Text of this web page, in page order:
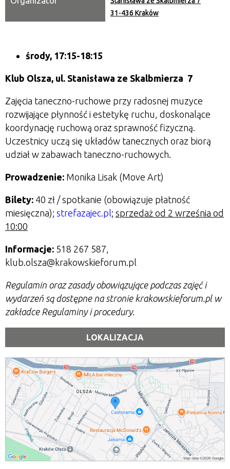
31-436 Kraków
środy, 17:15-18:15
Klub Olsza, ul. Stanisława ze Skalbmierza 7
Zajęcia taneczno-ruchowe przy radosnej muzyce
rozwijające płynność i estetykę ruchu, doskonalące
koordynację ruchową oraz sprawność fizyczną.
Uczestnicy uczą się układów tanecznych oraz biorą
udział w zabawach taneczno-ruchowych.
Prowadzenie: Monika Lisak (Move Art)
Bilety: 40 zł / spotkanie (obowiązuje płatność
miesięczna); strefazajec.pl; sprzedaż od 2 września od
10:00
Informacje: 518 267 587,
klub.olsza@krakowskieforum.pl
Regulamin oraz zasady obowiązujące podczas zajęć i
wydarzeń są dostępne na stronie krakowskieforum.pl w
zakładce Regulaminy i procedury.
LOKALIZACJA